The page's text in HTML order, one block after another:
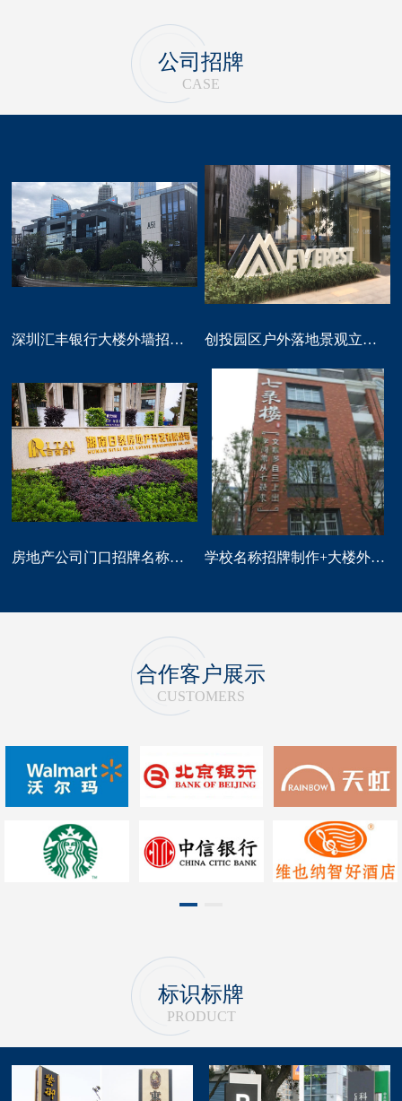
公司招牌
CASE
深圳汇丰银行大楼外墙招牌logo标识制作 创投园区户外落地景观立体字大型标识制作
房地产公司门口招牌名称广告字制作 学校名称招牌制作+大楼外墙字制作
合作客户展示
CUSTOMERS
标识标牌
PRODUCT